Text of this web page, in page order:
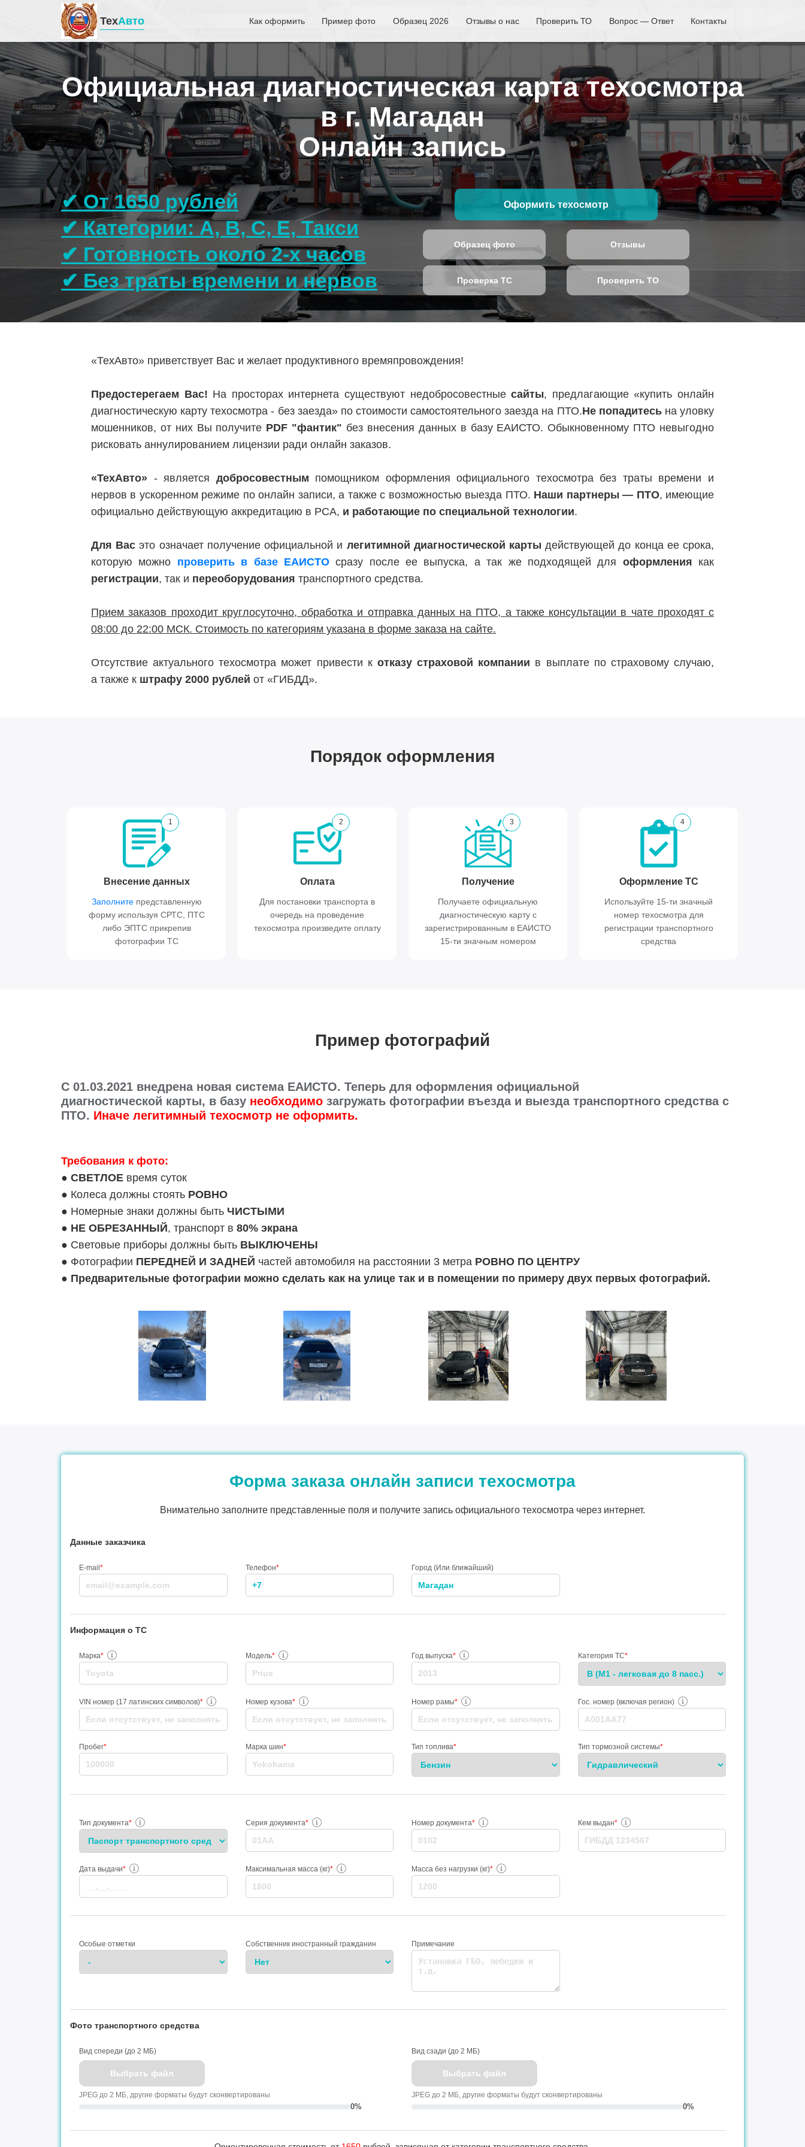
ТехАвто Как оформить Пример фото Образец 2026 Отзывы о нас Проверить ТО Вопрос — Ответ Контакты
Официальная диагностическая карта техосмотра
в г. Магадан
Онлайн запись
✔ От 1650 рублей
✔ Категории: A, B, C, E, Такси
✔ Готовность около 2-х часов
✔ Без траты времени и нервов
Оформить техосмотр
Образец фото Отзывы
Проверка ТС Проверить ТО
«ТехАвто» приветствует Вас и желает продуктивного времяпровождения!
Предостерегаем Вас! На просторах интернета существуют недобросовестныесайты, предлагающие «купить онлайн
диагностическую карту техосмотра - без заезда» по стоимости самостоятельного заезда на ПТО.Не попадитесьна уловку
мошенников, от них Вы получите PDF "фантик" без внесения данных в базу ЕАИСТО. Обыкновенному ПТО невыгодно
рисковать аннулированием лицензии ради онлайн заказов.
«ТехАвто» - является добросовестным помощником оформления официального техосмотра без траты времени и
нервов в ускоренном режиме по онлайн записи, а также с возможностью выезда ПТО. Наши партнеры — ПТО, имеющие
официально действующую аккредитацию в РСА, и работающие по специальной технологии.
Для Вас это означает получение официальной и легитимной диагностической карты действующей до конца ее срока,
которую можно проверить в базе ЕАИСТОсразу после ее выпуска, а так же подходящей для оформления как
регистрации, так и переоборудования транспортного средства.
Прием заказов проходит круглосуточно, обработка и отправка данных на ПТО, а также консультации в чате проходят с
08:00 до 22:00 МСК. Стоимость по категориям указана в форме заказа на сайте.
Отсутствие актуального техосмотра может привести к отказу страховой компании в выплате по страховому случаю,
а также к штрафу 2000 рублей от «ГИБДД».
Порядок оформления
1
Внесение данных
Заполнитепредставленную
форму используя СРТС, ПТС
либо ЭПТС прикрепив
фотографии ТС
2
Оплата
Для постановки транспорта в
очередь на проведение
техосмотра произведите оплату
3
Получение
Получаете официальную
диагностическую карту с
зарегистрированным в ЕАИСТО
15-ти значным номером
4
Оформление ТС
Используйте 15-ти значный
номер техосмотра для
регистрации транспортного
средства
Пример фотографий
C 01.03.2021 внедрена новая система ЕАИСТО. Теперь для оформления официальной
диагностической карты, в базу необходимо загружать фотографии въезда и выезда транспортного средства с
ПТО. Иначе легитимный техосмотр не оформить.
Требования к фото:
● СВЕТЛОЕ время суток
● Колеса должны стоять РОВНО
● Номерные знаки должны быть ЧИСТЫМИ
● НЕ ОБРЕЗАННЫЙ, транспорт в 80% экрана
● Световые приборы должны быть ВЫКЛЮЧЕНЫ
● Фотографии ПЕРЕДНЕЙ И ЗАДНЕЙ частей автомобиля на расстоянии 3 метра РОВНО ПО ЦЕНТРУ
● Предварительные фотографии можно сделать как на улице так и в помещении по примеру двух первых фотографий.
Форма заказа онлайн записи техосмотра
Внимательно заполните представленные поля и получите запись официального техосмотра через интернет.
Данные заказчика
E-mail * Телефон* Город (Или ближайший)
Информация о ТС
Марка* Модель* Год выпуска* Категория ТС*
VIN номер (17 латинских символов)* Номер кузова* Номер рамы* Гос. номер (включая регион)
Пробег* Марка шин* Тип топлива* Тип тормозной системы*
Тип документа* Серия документа* Номер документа* Кем выдан*
Дата выдачи* Максимальная масса (кг)* Масса без нагрузки (кг)*
Особые отметки Собственник иностранный гражданин Примечание
Фото транспортного средства
Вид спереди (до 2 МБ)
Выбрать файл
JPEG до 2 МБ, другие форматы будут сконвертированы
0%
Вид сзади (до 2 МБ)
Выбрать файл
JPEG до 2 МБ, другие форматы будут сконвертированы
0%